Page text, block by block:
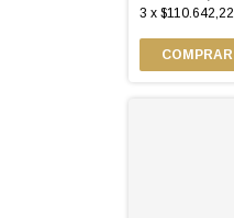
3 x $110.642,22